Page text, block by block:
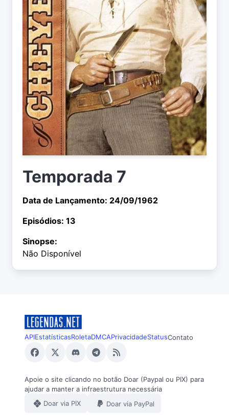
Temporada 7
Data de Lançamento: 24/09/1962
Episódios: 13
Sinopse:
Não Disponível
APIEstatísticasRoletaDMCAPrivacidadeStatusContato
Apoie o site clicando no botão Doar (Paypal ou PIX) para
ajudar a manter a infraestrutura necessária
Doar via PIX
Doar via PayPal